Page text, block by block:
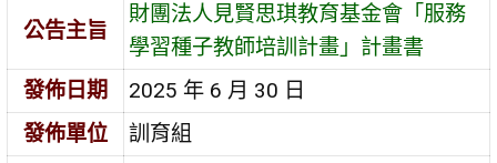
公告主旨
財團法人見賢思琪教育基金會「服務
學習種子教師培訓計畫」計畫書
發佈日期
2025 年 6 月 30 日
發佈單位
訓育組